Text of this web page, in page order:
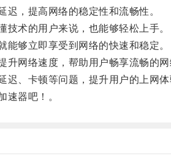
，提高网络的稳定性和流畅性。
术的用户来说，也能够轻松上手。
够立即享受到网络的快速和稳定。
网络速度，帮助用户畅享流畅的网
、卡顿等问题，提升用户的上网体
器吧！。